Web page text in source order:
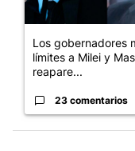
Los gobernadores
límites a Milei y
reapare...
23 comentarios